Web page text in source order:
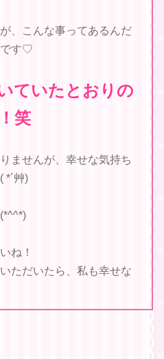
、こんな事ってあるんだ
です♡
ていたとおりの
笑
ませんが、幸せな気持ち
*´艸)
ね！
ただいたら、私も幸せな